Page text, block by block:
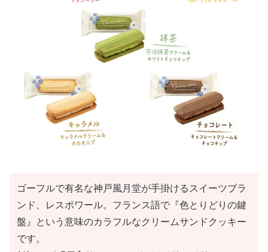
ゴーフルで有名な神戸風月堂が手掛けるスイーツブラ
ンド、レスポワール。フランス語で『色とりどりの鍵
盤』という意味のカラフルなクリームサンドクッキー
です。